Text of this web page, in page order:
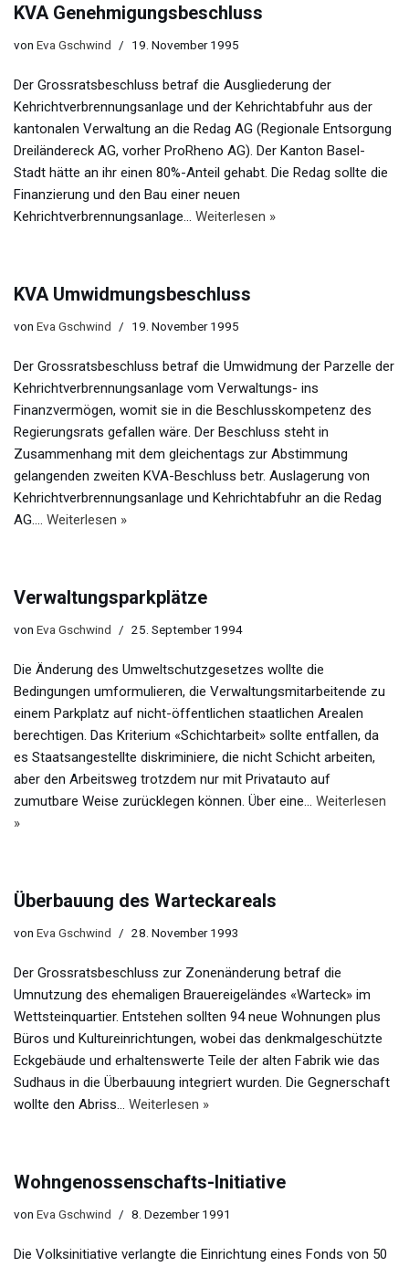
KVA Genehmigungsbeschluss
von Eva Gschwind 19. November 1995
Der Grossratsbeschluss betraf die Ausgliederung der
Kehrichtverbrennungsanlage und der Kehrichtabfuhr aus der
kantonalen Verwaltung an die Redag AG (Regionale Entsorgung
Dreiländereck AG, vorher ProRheno AG). Der Kanton Basel-
Stadt hätte an ihr einen 80%-Anteil gehabt. Die Redag sollte die
Finanzierung und den Bau einer neuen
Kehrichtverbrennungsanlage… Weiterlesen »
KVA Umwidmungsbeschluss
von Eva Gschwind 19. November 1995
Der Grossratsbeschluss betraf die Umwidmung der Parzelle der
Kehrichtverbrennungsanlage vom Verwaltungs- ins
Finanzvermögen, womit sie in die Beschlusskompetenz des
Regierungsrats gefallen wäre. Der Beschluss steht in
Zusammenhang mit dem gleichentags zur Abstimmung
gelangenden zweiten KVA-Beschluss betr. Auslagerung von
Kehrichtverbrennungsanlage und Kehrichtabfuhr an die Redag
AG.… Weiterlesen »
Verwaltungsparkplätze
von Eva Gschwind 25. September 1994
Die Änderung des Umweltschutzgesetzes wollte die
Bedingungen umformulieren, die Verwaltungsmitarbeitende zu
einem Parkplatz auf nicht-öffentlichen staatlichen Arealen
berechtigen. Das Kriterium «Schichtarbeit» sollte entfallen, da
es Staatsangestellte diskriminiere, die nicht Schicht arbeiten,
aber den Arbeitsweg trotzdem nur mit Privatauto auf
zumutbare Weise zurücklegen können. Über eine… Weiterlesen
»
Überbauung des Warteckareals
von Eva Gschwind 28. November 1993
Der Grossratsbeschluss zur Zonenänderung betraf die
Umnutzung des ehemaligen Brauereigeländes «Warteck» im
Wettsteinquartier. Entstehen sollten 94 neue Wohnungen plus
Büros und Kultureinrichtungen, wobei das denkmalgeschützte
Eckgebäude und erhaltenswerte Teile der alten Fabrik wie das
Sudhaus in die Überbauung integriert wurden. Die Gegnerschaft
wollte den Abriss… Weiterlesen »
Wohngenossenschafts-Initiative
von Eva Gschwind 8. Dezember 1991
Die Volksinitiative verlangte die Einrichtung eines Fonds von 50